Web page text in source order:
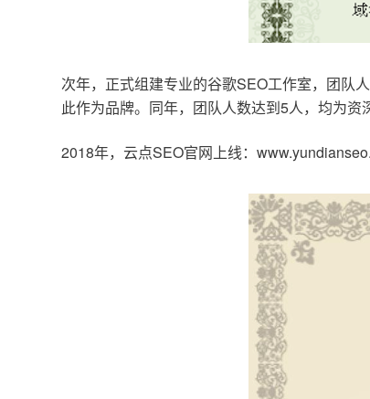
次年，正式组建专业的谷歌SEO工作室，团队
此作为品牌。同年，团队人数达到5人，均为资
2018年，云点SEO官网上线：